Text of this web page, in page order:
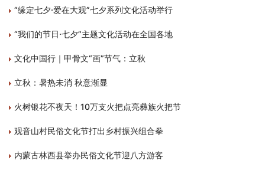
“缘定七夕·爱在大观”七夕系列文化活动举行
“我们的节日·七夕”主题文化活动在全国各地
文化中国行｜甲骨文“画”节气：立秋
立秋：暑热未消 秋意渐显
火树银花不夜天！10万支火把点亮彝族火把节
观音山村民俗文化节打出乡村振兴组合拳
内蒙古林西县举办民俗文化节迎八方游客